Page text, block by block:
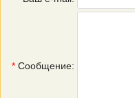
* Сообщение: